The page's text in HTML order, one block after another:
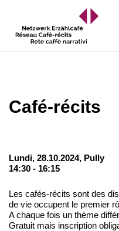
Café-récits
Lundi, 28.10.2024, Pully
14:30 - 16:15
Les cafés-récits sont des
de vie occupent le premier
A chaque fois un thème
Gratuit mais inscription